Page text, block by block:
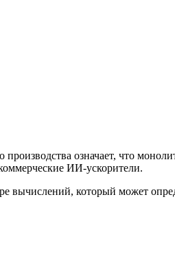
означает, что
ИИ-ускорители.
который может